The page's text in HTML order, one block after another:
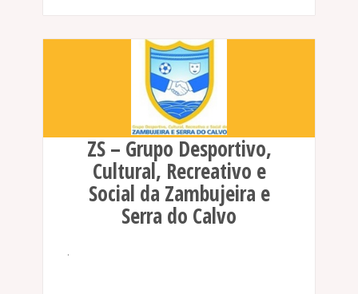
ZS – Grupo Desportivo,
Cultural, Recreativo e
Social da Zambujeira e
Serra do Calvo
.